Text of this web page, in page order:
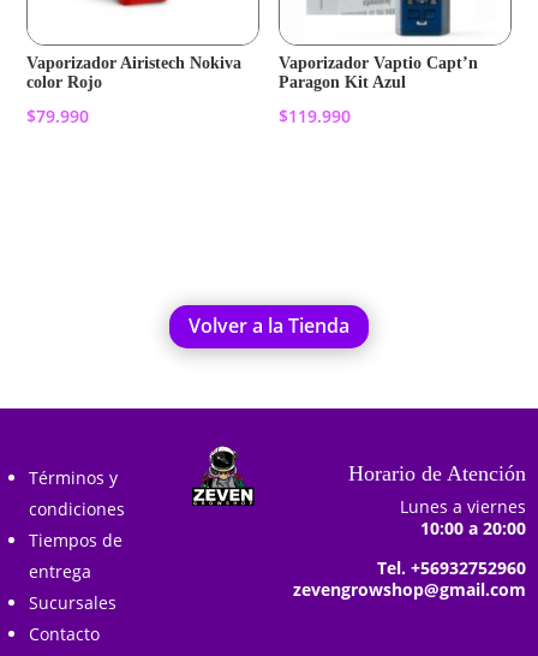
Vaporizador Airistech Nokiva
color Rojo
$79.990
Vaporizador Vaptio Capt’n
Paragon Kit Azul
$119.990
Volver a la Tienda
Términos y
condiciones
Tiempos de
entrega
Sucursales
Contacto
Horario de Atención
Lunes a viernes
10:00 a 20:00
Tel. +56932752960
zevengrowshop@gmail.com